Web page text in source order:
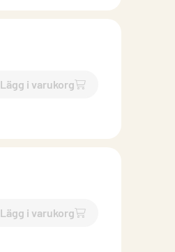
Lägg i varukorg
`$Lägg till
Lägg i varukorg
`$Lägg till